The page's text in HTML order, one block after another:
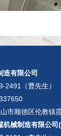
据材料零件表
造有限公司
2491（曹先生）
市顺德区伦教镇
机械制造有限公司